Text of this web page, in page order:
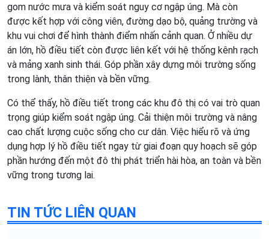
gom nước mưa và kiểm soát nguy cơ ngập úng. Mà còn
được kết hợp với công viên, đường dạo bộ, quảng trường và
khu vui chơi để hình thành điểm nhấn cảnh quan. Ở nhiều dự
án lớn, hồ điều tiết còn được liên kết với hệ thống kênh rạch
và mảng xanh sinh thái. Góp phần xây dựng môi trường sống
trong lành, thân thiện và bền vững.
Có thể thấy, hồ điều tiết trong các khu đô thị có vai trò quan
trọng giúp kiểm soát ngập úng. Cải thiện môi trường và nâng
cao chất lượng cuộc sống cho cư dân. Việc hiểu rõ và ứng
dụng hợp lý hồ điều tiết ngay từ giai đoạn quy hoạch sẽ góp
phần hướng đến một đô thị phát triển hài hòa, an toàn và bền
vững trong tương lai.
TIN TỨC LIÊN QUAN